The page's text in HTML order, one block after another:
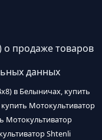
продаже товаров
данных
в Белыничах, купить
Мотокультиватор
Мотокультиватор
Shtenli